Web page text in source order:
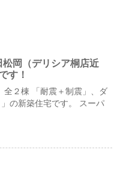
松岡（デリシア桐店近
す！
全２棟 「耐震＋制震」、ダ
の新築住宅です。 スーパ